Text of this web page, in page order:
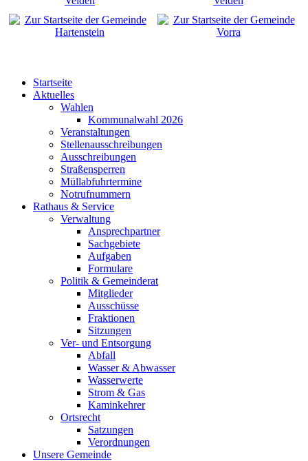
Startseite
Aktuelles
Wahlen
Kommunalwahl 2026
Veranstaltungen
Stellenausschreibungen
Ausschreibungen
Straßensperren
Müllabfuhrtermine
Notrufnummern
Rathaus & Service
Verwaltung
Ansprechpartner
Sachgebiete
Aufgaben
Formulare
Politik & Gemeinderat
Mitglieder
Ausschüsse
Fraktionen
Sitzungen
Ver- und Entsorgung
Abfall
Wasser & Abwasser
Wasserwerte
Strom & Gas
Kaminkehrer
Ortsrecht
Satzungen
Verordnungen
Unsere Gemeinde